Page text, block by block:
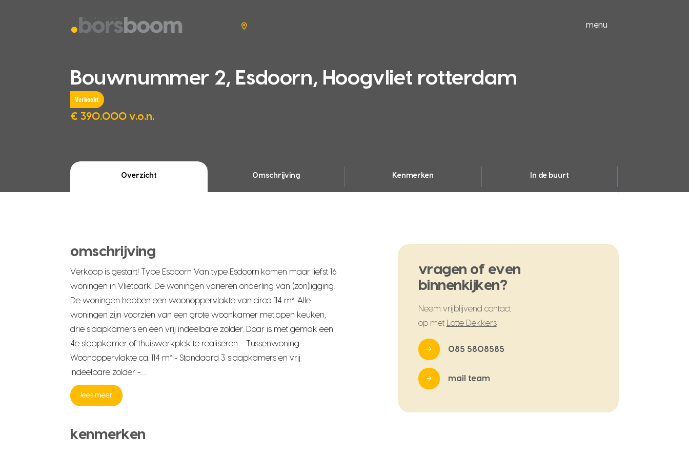
menu
Bouwnummer 2, Esdoorn, Hoogvliet rotterdam
Verkocht
€ 390.000 v.o.n.
Overzicht Omschrijving Kenmerken In de buurt
omschrijving
Verkoop is gestart! Type Esdoorn Van type Esdoorn komen maar liefst 16
woningen in Vlietpark. De woningen variëren onderling van (zon)ligging.
De woningen hebben een woonoppervlakte van circa 114 m². Alle
woningen zijn voorzien van een grote woonkamer met open keuken,
drie slaapkamers en een vrij indeelbare zolder. Daar is met gemak een
4e slaapkamer of thuiswerkplek te realiseren. - Tussenwoning -
Woonoppervlakte ca. 114 m² - Standaard 3 slaapkamers en vrij
indeelbare zolder -…
lees meer
kenmerken
vragen of even
binnenkijken?
Neem vrijblijvend contact
op met
Lotte Dekkers
085 5808585
mail team